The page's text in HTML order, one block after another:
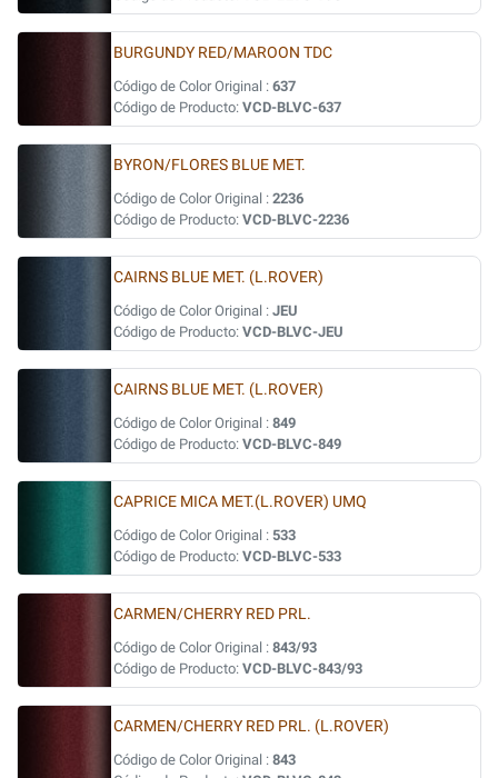
BURGUNDY RED/MAROON TDC
Código de Color Original : 637
Código de Producto: VCD-BLVC-637
BYRON/FLORES BLUE MET.
Código de Color Original : 2236
Código de Producto: VCD-BLVC-2236
CAIRNS BLUE MET. (L.ROVER)
Código de Color Original : JEU
Código de Producto: VCD-BLVC-JEU
CAIRNS BLUE MET. (L.ROVER)
Código de Color Original : 849
Código de Producto: VCD-BLVC-849
CAPRICE MICA MET.(L.ROVER) UMQ
Código de Color Original : 533
Código de Producto: VCD-BLVC-533
CARMEN/CHERRY RED PRL.
Código de Color Original : 843/93
Código de Producto: VCD-BLVC-843/93
CARMEN/CHERRY RED PRL. (L.ROVER)
Código de Color Original : 843